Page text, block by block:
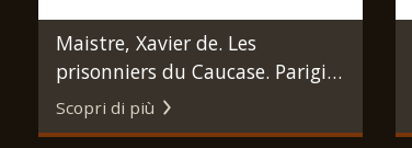
Maistre, Xavier de. Les
prisonniers du Caucase. Parigi,
A. Ferroud, 1897.
Scopri di più